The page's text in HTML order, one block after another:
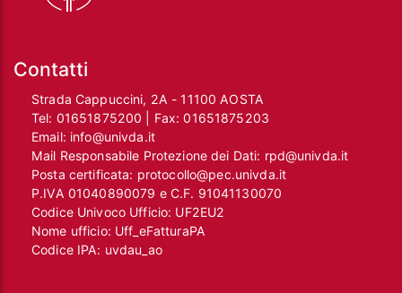
Contatti
Strada Cappuccini, 2A - 11100 AOSTA
Tel: 01651875200 | Fax:01651875203
Email: info@univda.it
Mail Responsabile Protezione dei Dati: rpd@univda.it
Posta certificata: protocollo@pec.univda.it
P.IVA 01040890079 e C.F. 91041130070
Codice Univoco Ufficio: UF2EU2
Nome ufficio: Uff_eFatturaPA
Codice IPA: uvdau_ao